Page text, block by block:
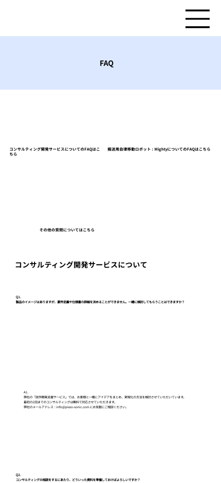
FAQ
​コンサルティング開発サービスについてのFAQはこ
ちら
​​​搬送用自律移動ロボット : MightyについてのFAQはこちら
その他の質問についてはこちら
コンサルティング開発サービスについて
Q1.
製品のイメージはありますが、要件定義や仕様書の詳細を決めることができません。一緒に検討してもらうことはできますか？
A1.
弊社の「試作開発支援サービス」では、お客様と一緒にアイデアをまとめ、実現化の方法を検討させていただいています。
最初の2回までのコンサルティングは無料で対応させていただきます。
弊社のメールアドレス：info@piezo-sonic.com にお気軽にご相談ください。
Q2.
コンサルティングの相談をするにあたり、どういった資料を準備しておけばよろしいですか？